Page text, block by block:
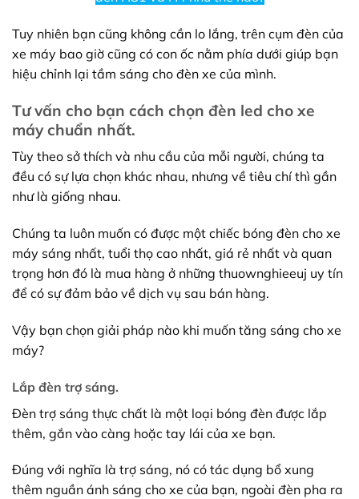
Tuy nhiên bạn cũng không cần lo lắng, trên cụm đèn của
xe máy bao giờ cũng có con ốc nằm phía dưới giúp bạn
hiệu chỉnh lại tầm sáng cho đèn xe của mình.
Tư vấn cho bạn cách chọn đèn led cho xe
máy chuẩn nhất.
Tùy theo sở thích và nhu cầu của mỗi người, chúng ta
đều có sự lựa chọn khác nhau, nhưng về tiêu chí thì gần
như là giống nhau.
Chúng ta luôn muốn có được một chiếc bóng đèn cho xe
máy sáng nhất, tuổi thọ cao nhất, giá rẻ nhất và quan
trọng hơn đó là mua hàng ở những thuownghieeuj uy tín
để có sự đảm bảo về dịch vụ sau bán hàng.
Vậy bạn chọn giải pháp nào khi muốn tăng sáng cho xe
máy?
Lắp đèn trợ sáng.
Đèn trợ sáng thực chất là một loại bóng đèn được lắp
thêm, gắn vào càng hoặc tay lái của xe bạn.
Đúng với nghĩa là trợ sáng, nó có tác dụng bổ xung
thêm nguần ánh sáng cho xe của bạn, ngoài đèn pha ra